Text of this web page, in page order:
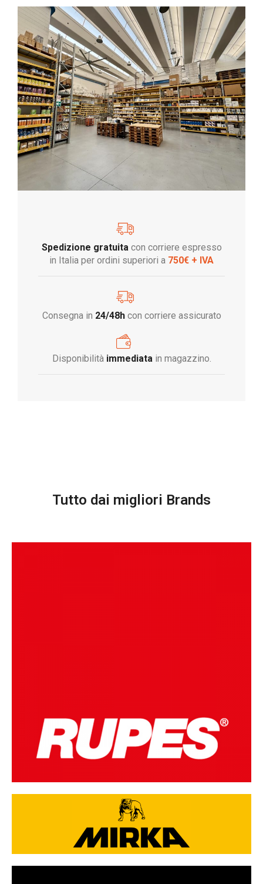
Spedizione gratuitacon corriere espresso
in Italia per ordini superiori a 750€ + IVA
Consegna in 24/48hcon corriere assicurato
Disponibilità immediatain magazzino.
Tutto dai migliori Brands